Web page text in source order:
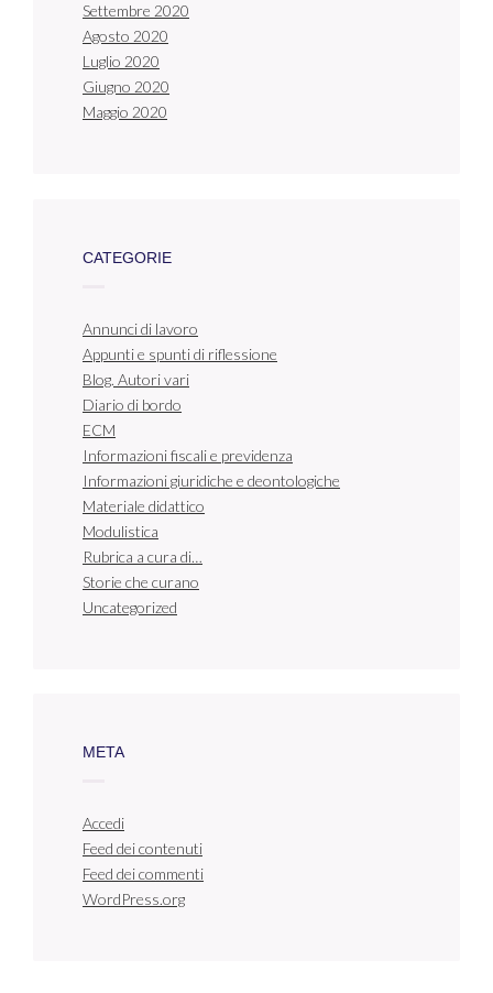
Settembre 2020
Agosto 2020
Luglio 2020
Giugno 2020
Maggio 2020
CATEGORIE
Annunci di lavoro
Appunti e spunti di riflessione
Blog. Autori vari
Diario di bordo
ECM
Informazioni fiscali e previdenza
Informazioni giuridiche e deontologiche
Materiale didattico
Modulistica
Rubrica a cura di…
Storie che curano
Uncategorized
META
Accedi
Feed dei contenuti
Feed dei commenti
WordPress.org